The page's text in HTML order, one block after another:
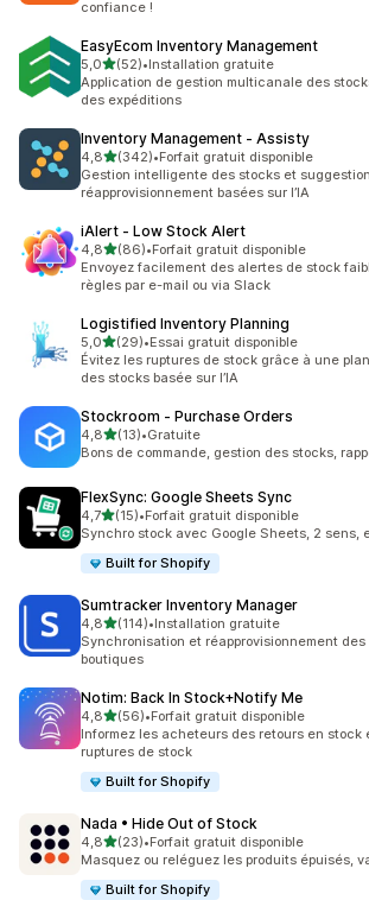
confiance !
EasyEcom Inventory Management
5,0étoile(s) sur 5
(52)
52 avis au total
•Installation gratuite
Application de gestion multicanale des
des expéditions
Inventory Management ‑ Assisty
4,8étoile(s) sur 5
(342)
342 avis au total
•Forfait gratuit disponible
Gestion intelligente des stocks et
réapprovisionnement basées sur l’IA
iAlert ‑ Low Stock Alert
4,8étoile(s) sur 5
(86)
86 avis au total
•Forfait gratuit disponible
Envoyez facilement des alertes de stock
règles par e-mail ou via Slack
Logistified Inventory Planning
5,0étoile(s) sur 5
(29)
29 avis au total
•Essai gratuit disponible
Évitez les ruptures de stock grâce à une
des stocks basée sur l’IA
Stockroom ‑ Purchase Orders
4,8étoile(s) sur 5
(13)
13 avis au total
•Gratuite
Bons de commande, gestion des stocks,
FlexSync: Google Sheets Sync
4,7étoile(s) sur 5
(15)
15 avis au total
•Forfait gratuit disponible
Synchro stock avec Google Sheets, 2 sens,
Built for Shopify
Sumtracker Inventory Manager
4,8étoile(s) sur 5
(114)
114 avis au total
•Installation gratuite
Synchronisation et réapprovisionnement
boutiques
Notim: Back In Stock+Notify Me
4,8étoile(s) sur 5
(56)
56 avis au total
•Forfait gratuit disponible
Informez les acheteurs des retours en stock
ruptures de stock
Built for Shopify
Nada • Hide Out of Stock
4,8étoile(s) sur 5
(23)
23 avis au total
•Forfait gratuit disponible
Masquez ou reléguez les produits épuisés,
Built for Shopify